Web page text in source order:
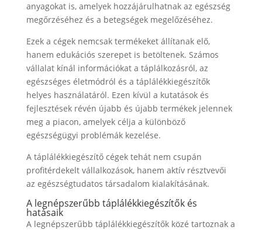
anyagokat is, amelyek hozzájárulhatnak az egészség
megőrzéséhez és a betegségek megelőzéséhez.
Ezek a cégek nemcsak termékeket állítanak elő,
hanem edukációs szerepet is betöltenek. Számos
vállalat kínál információkat a táplálkozásról, az
egészséges életmódról és a táplálékkiegészítők
helyes használatáról. Ezen kívül a kutatások és
fejlesztések révén újabb és újabb termékek jelennek
meg a piacon, amelyek célja a különböző
egészségügyi problémák kezelése.
A táplálékkiegészítő cégek tehát nem csupán
profitérdekelt vállalkozások, hanem aktív résztvevői
az egészségtudatos társadalom kialakításának.
A legnépszerűbb táplálékkiegészítők és
hatásaik
A legnépszerűbb táplálékkiegészítők közé tartoznak a